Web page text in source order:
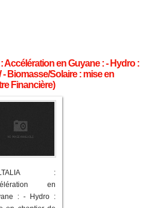
Accélération en Guyane : - Hydro :
- Biomasse/Solaire : mise en
Financière)
:
en
: - Hydro :